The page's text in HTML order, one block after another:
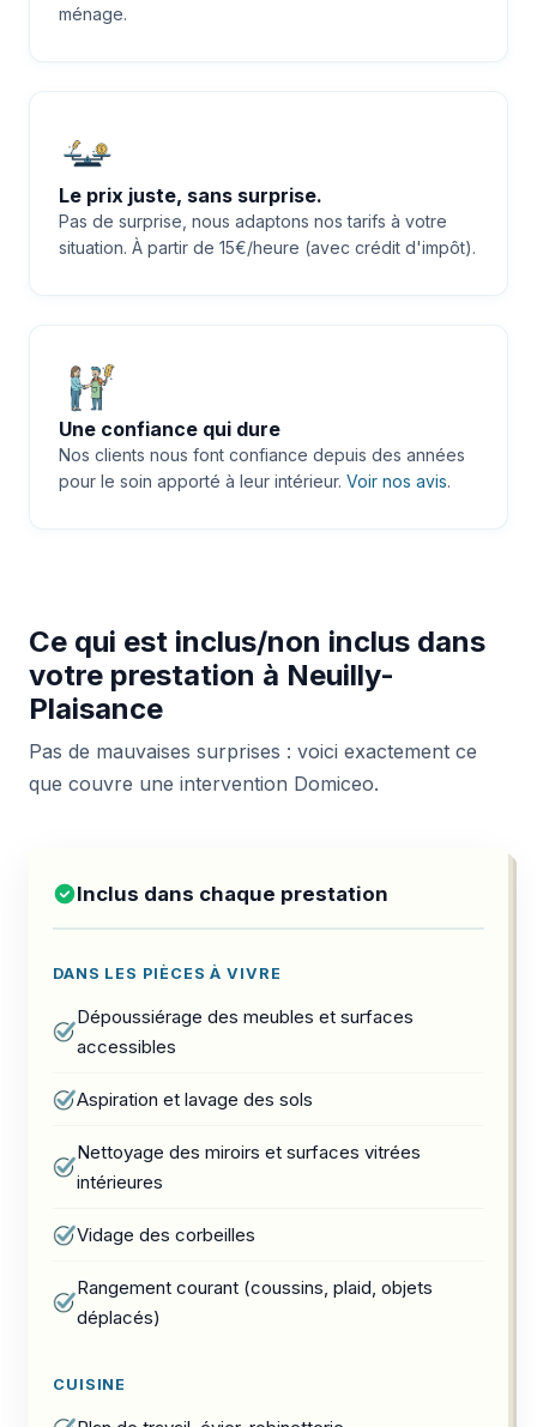
ménage.
Le prix juste, sans surprise.
Pas de surprise, nous adaptons nos tarifs à votre
situation. À partir de 15€/heure (avec crédit d'impôt).
Une confiance qui dure
Nos clients nous font confiance depuis des années
pour le soin apporté à leur intérieur. Voir nos avis.
Ce qui est inclus/non inclus dans
votre prestation à Neuilly-
Plaisance
Pas de mauvaises surprises : voici exactement ce
que couvre une intervention Domiceo.
Inclus dans chaque prestation
DANS LES PIÈCES À VIVRE
Dépoussiérage des meubles et surfaces
accessibles
Aspiration et lavage des sols
Nettoyage des miroirs et surfaces vitrées
intérieures
Vidage des corbeilles
Rangement courant (coussins, plaid, objets
déplacés)
CUISINE